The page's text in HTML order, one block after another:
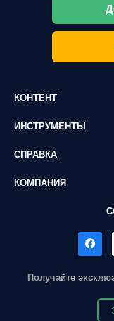
КОНТЕНТ
ИНСТРУМЕНТЫ
СПРАВКА
КОМПАНИЯ
Получайте